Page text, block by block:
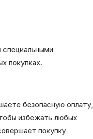
покупках.
безопасную оплату,
избежать любых
покупку